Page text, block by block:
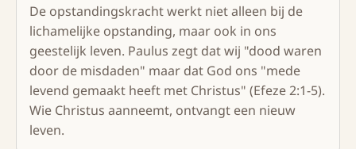
De opstandingskracht werkt niet alleen bij de
lichamelijke opstanding, maar ook in ons
geestelijk leven. Paulus zegt dat wij "dood waren
door de misdaden" maar dat God ons "mede
levend gemaakt heeft met Christus" (Efeze 2:1-5).
Wie Christus aanneemt, ontvangt een nieuw
leven.